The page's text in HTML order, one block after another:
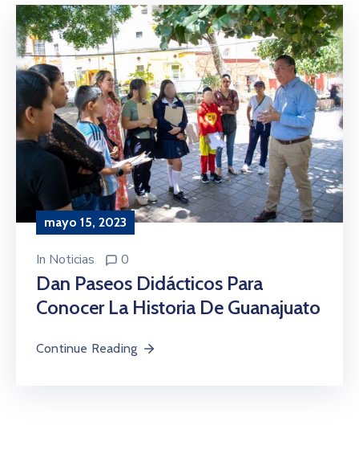
mayo 15, 2023
In Noticias 0
Dan Paseos Didácticos Para
Conocer La Historia De Guanajuato
Continue Reading